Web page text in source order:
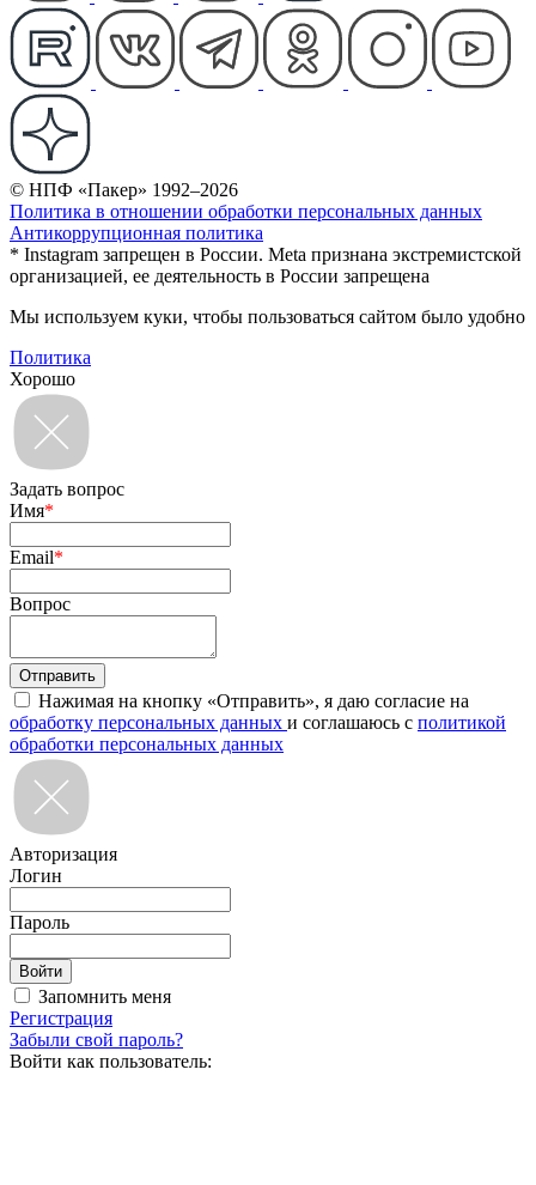
© НПФ «Пакер» 1992–2026
Политика в отношении обработки персональных данных
Антикоррупционная политика
* Instagram запрещен в России. Meta признана экстремистской
организацией, ее деятельность в России запрещена
Мы используем куки, чтобы пользоваться сайтом было удобно
Политика
Хорошо
Задать вопрос
Имя*
Email*
Вопрос
Нажимая на кнопку «Отправить», я даю согласие на
обработку персональных данных и соглашаюсь с политикой
обработки персональных данных
Авторизация
Логин
Пароль
Запомнить меня
Регистрация
Забыли свой пароль?
Войти как пользователь: